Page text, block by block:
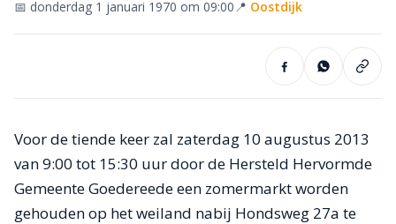
📅 donderdag 1 januari 1970 om 09:00📍 Oostdijk
Voor de tiende keer zal zaterdag 10 augustus 2013
van 9:00 tot 15:30 uur door de Hersteld Hervormde
Gemeente Goedereede een zomermarkt worden
gehouden op het weiland nabij Hondsweg 27a te